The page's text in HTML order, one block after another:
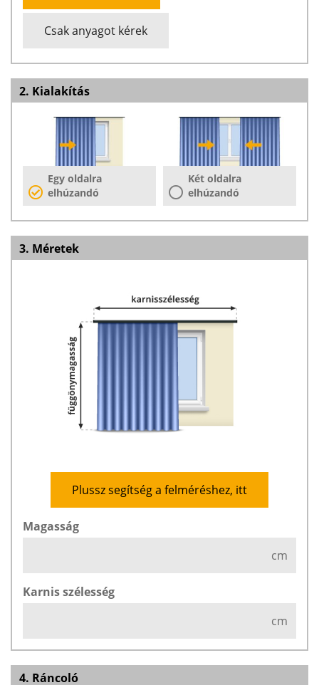
Csak anyagot kérek
2. Kialakítás
Egy oldalra
elhúzandó
Két oldalra
elhúzandó
3. Méretek
Plussz segítség a felméréshez, itt
Magasság
cm
Karnis szélesség
cm
4. Ráncoló